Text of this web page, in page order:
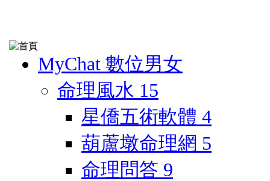
MyChat 數位男女
命理風水 15
星僑五術軟體 4
葫蘆墩命理網 5
命理問答 9